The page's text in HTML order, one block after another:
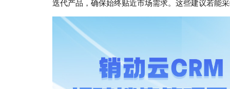
迭代产品，确保始终贴近市场需求。这些建议若能